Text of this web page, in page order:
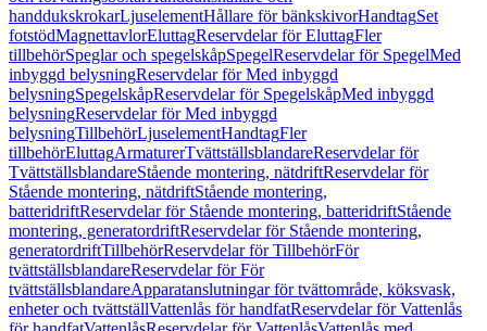
handdukskrokarLjuselementHållare för bänkskivorHandtagSet
fotstödMagnettavlorEluttagReservdelar för EluttagFler
tillbehörSpeglar och spegelskåpSpegelReservdelar för SpegelMed
inbyggd belysningReservdelar för Med inbyggd
belysningSpegelskåpReservdelar för SpegelskåpMed inbyggd
belysningReservdelar för Med inbyggd
belysningTillbehörLjuselementHandtagFler
tillbehörEluttagArmaturerTvättställsblandareReservdelar för
TvättställsblandareStående montering, nätdriftReservdelar för
Stående montering, nätdriftStående montering,
batteridriftReservdelar för Stående montering, batteridriftStående
montering, generatordriftReservdelar för Stående montering,
generatordriftTillbehörReservdelar för TillbehörFör
tvättställsblandareReservdelar för För
tvättställsblandareApparatanslutningar för tvättområde, köksvask,
enheter och tvättställVattenlås för handfatReservdelar för Vattenlås